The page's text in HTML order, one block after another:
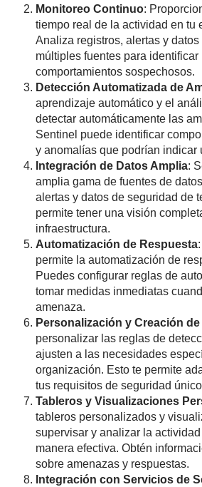
Monitoreo Continuo:
tiempo real de la actividad en tu
Analiza registros, alertas y
múltiples fuentes para identificar
comportamientos sospechosos.
Detección Automatizada de
aprendizaje automático y el
detectar automáticamente las
Sentinel puede identificar
y anomalías que podrían indicar
Integración de Datos Amplia:
amplia gama de fuentes de
alertas y datos de seguridad de
permite tener una visión
infraestructura.
Automatización de Respuesta
permite la automatización de
Puedes configurar reglas de
tomar medidas inmediatas
amenaza.
Personalización y Creación
personalizar las reglas de
ajusten a las necesidades
organización. Esto te permite
tus requisitos de seguridad
Tableros y Visualizaciones
tableros personalizados y
supervisar y analizar la
manera efectiva. Obtén
sobre amenazas y respuestas.
Integración con Servicios de